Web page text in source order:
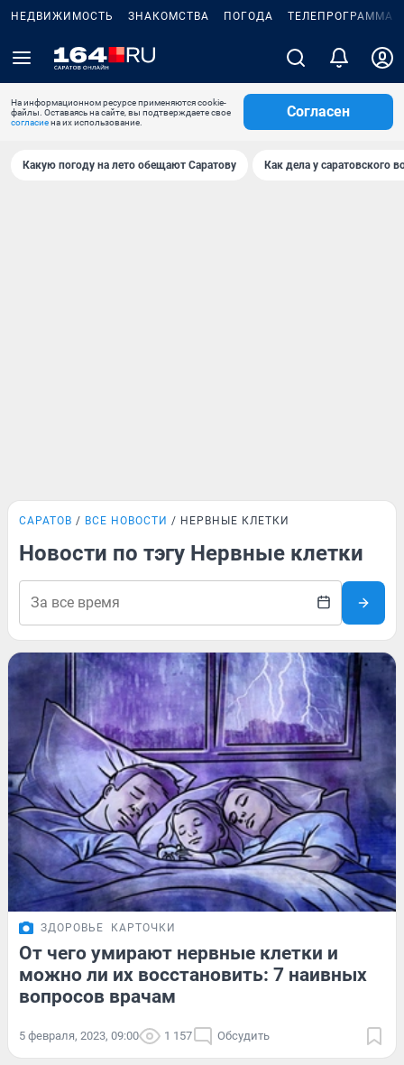
НЕДВИЖИМОСТЬ ЗНАКОМСТВА ПОГОДА ТЕЛЕПРОГРАММА
На информационном ресурсе применяются cookie-
файлы. Оставаясь на сайте, вы подтверждаете свое
согласиена их использование.
Согласен
Какую погоду на лето обещают Саратову Как дела у саратовского
САРАТОВ ВСЕ НОВОСТИ НЕРВНЫЕ КЛЕТКИ
Новости по тэгу Нервные клетки
ЗДОРОВЬЕ КАРТОЧКИ
От чего умирают нервные клетки и
можно ли их восстановить: 7 наивных
вопросов врачам
5 февраля, 2023, 09:00 1 157 Обсудить